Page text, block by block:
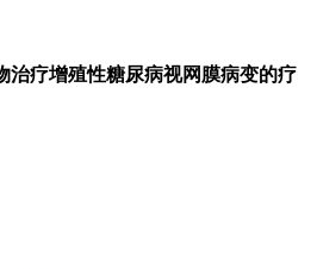
治疗增殖性糖尿病视网膜病变的疗